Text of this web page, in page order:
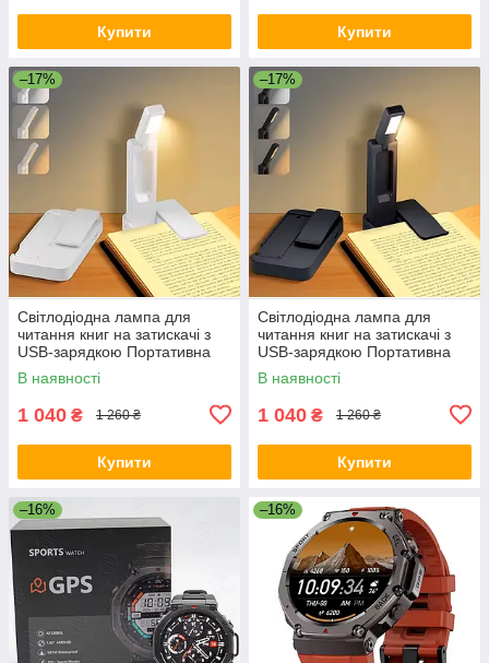
Купити Купити
–17%
Світлодіодна лампа для
читання книг на затискачі з
USB-зарядкою Портативна
Універсальна Біла
В наявності
1 040 ₴ 1 260 ₴
Купити
–17%
Світлодіодна лампа для
читання книг на затискачі з
USB-зарядкою Портативна
Універсальна Чорна
В наявності
1 040 ₴ 1 260 ₴
Купити
–16% –16%